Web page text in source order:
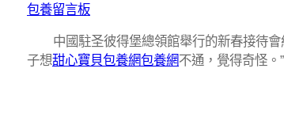
包養留言板
中國駐圣彼得堡總領館舉行的新春接待
子想甜心寶貝包養網包養網不通，覺得奇怪。